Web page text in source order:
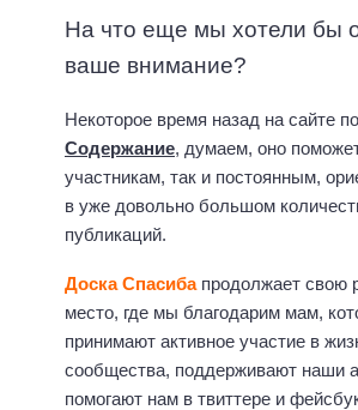
На что еще мы хотели бы
ваше внимание?
Некоторое время назад на сайте
Содержание, думаем, оно
участникам, так и постоянным,
в уже довольно большом
публикаций.
Доска Спасибапродолжает свою
место, где мы благодарим мам,
принимают активное участие в
сообщества, поддерживают наши
помогают нам в твиттере и